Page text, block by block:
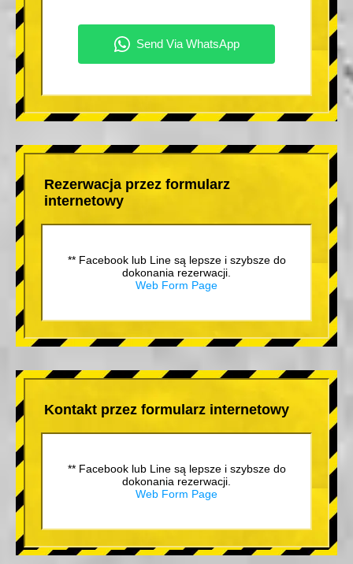
Rezerwacja przez formularz
internetowy
** Facebook lub Line są lepsze i szybsze do
dokonania rezerwacji.
Web Form Page
Kontakt przez formularz internetowy
** Facebook lub Line są lepsze i szybsze do
dokonania rezerwacji.
Web Form Page